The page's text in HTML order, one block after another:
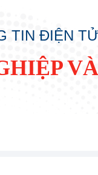
TIN ĐIỆN